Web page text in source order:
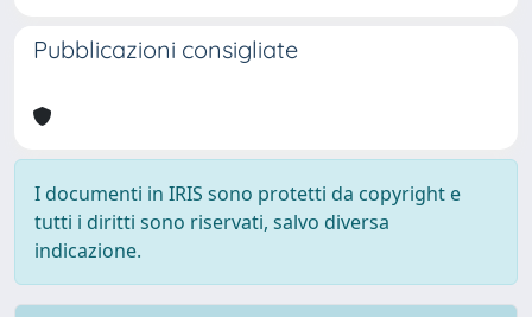
Pubblicazioni consigliate
I documenti in IRIS sono protetti da copyright e
tutti i diritti sono riservati, salvo diversa
indicazione.